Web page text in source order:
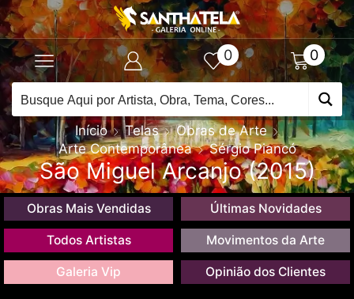
0 0
Início Telas
Obras de Arte
Arte Contemporânea
Sérgio Piancó
São Miguel Arcanjo (2015)
Obras Mais Vendidas Últimas Novidades
Todos Artistas Movimentos da Arte
Galeria Vip Opinião dos Clientes